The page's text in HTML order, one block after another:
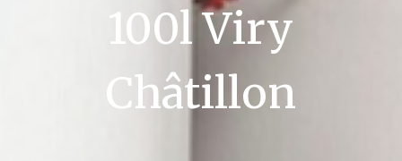
100l Viry
Châtillon